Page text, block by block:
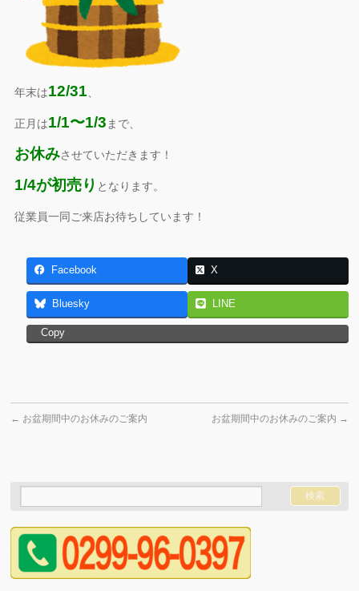
年末は12/31
正月は1/1〜1/3 まで、
お休みさせていただきます！
1/4が初売り となります。
従業員一同ご来店お待ちしています！
Facebook X
Bluesky LINE
Copy
← お盆期間中のお休みのご案内 お盆期間中のお休みのご案内 →